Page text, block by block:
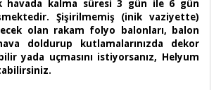
havada kalma süresi 3 gün ile 6 gün
Şişirilmemiş (inik vaziyette)
olan rakam folyo balonları, balon
doldurup kutlamalarınızda dekor
yada uçmasını istiyorsanız, Helyum